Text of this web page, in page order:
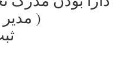
( مدیر عامل شرکت )